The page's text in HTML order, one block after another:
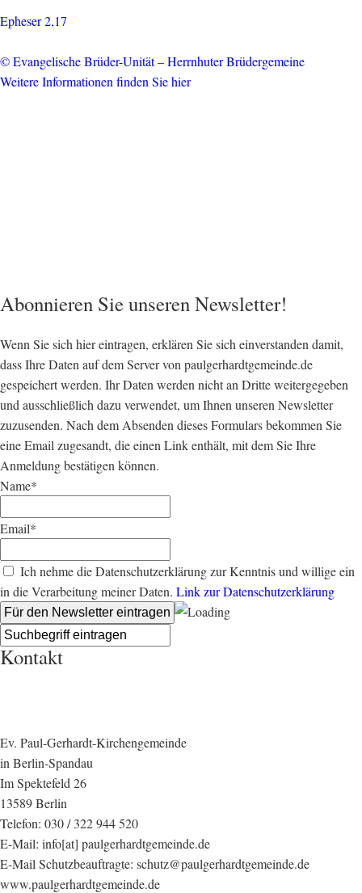
Epheser 2,17
© Evangelische Brüder-Unität – Herrnhuter Brüdergemeine
Weitere Informationen finden Sie hier
Abonnieren Sie unseren Newsletter!
Wenn Sie sich hier eintragen, erklären Sie sich einverstanden damit,
dass Ihre Daten auf dem Server von paulgerhardtgemeinde.de
gespeichert werden. Ihr Daten werden nicht an Dritte weitergegeben
und ausschließlich dazu verwendet, um Ihnen unseren Newsletter
zuzusenden. Nach dem Absenden dieses Formulars bekommen Sie
eine Email zugesandt, die einen Link enthält, mit dem Sie Ihre
Anmeldung bestätigen können.
Name*
Email*
Ich nehme die Datenschutzerklärung zur Kenntnis und willige ein
in die Verarbeitung meiner Daten. Link zur Datenschutzerklärung
Kontakt
Ev. Paul-Gerhardt-Kirchengemeinde
in Berlin-Spandau
Im Spektefeld 26
13589 Berlin
Telefon: 030 / 322 944 520
E-Mail: info[at] paulgerhardtgemeinde.de
E-Mail Schutzbeauftragte: schutz@paulgerhardtgemeinde.de
www.paulgerhardtgemeinde.de